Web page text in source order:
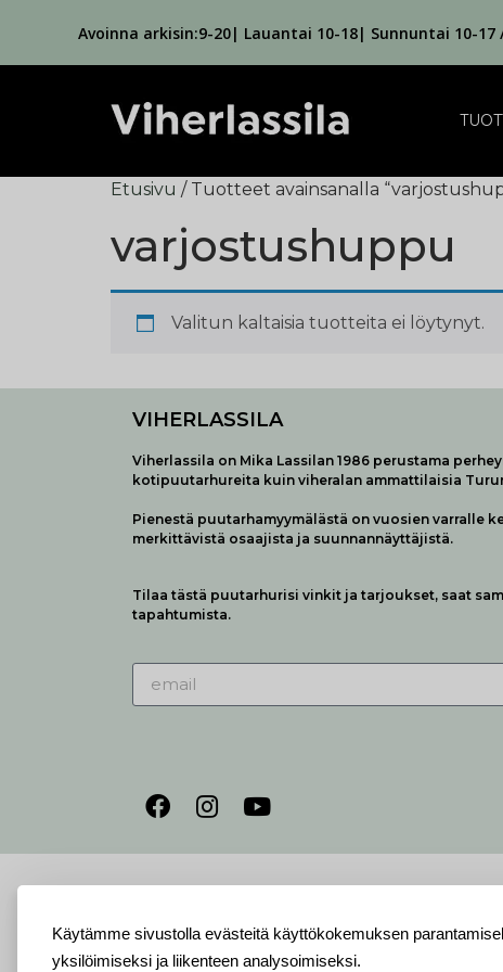
Käytämme sivustolla evästeitä käyttökokemuksen
yksilöimiseksi ja liikenteen analysoimiseksi.
Avoinna arkisin:9-20| Lauantai 10-18| Sunnuntai 10-17
Etusivu / Tuotteet avainsanalla
varjostushuppu
Valitun kaltaisia tuotteita ei löytynyt.
VIHERLASSILA
Viherlassila on Mika Lassilan 1986 perustama
kotipuutarhureita kuin viheralan ammattilaisia
Pienestä puutarhamyymälästä on vuosien varralle
merkittävistä osaajista ja suunnannäyttäjistä.
Tilaa tästä puutarhurisi vinkit ja tarjoukset, saat
tapahtumista.